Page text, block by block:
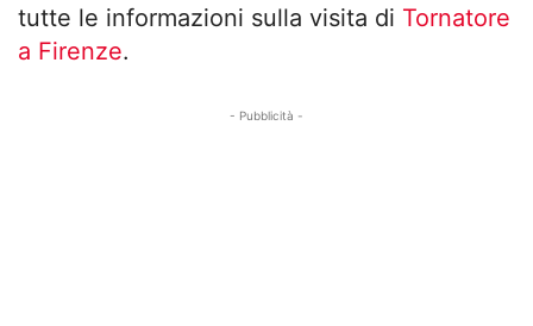
tutte le informazioni sulla visita di Tornatore
a Firenze.
- Pubblicità -